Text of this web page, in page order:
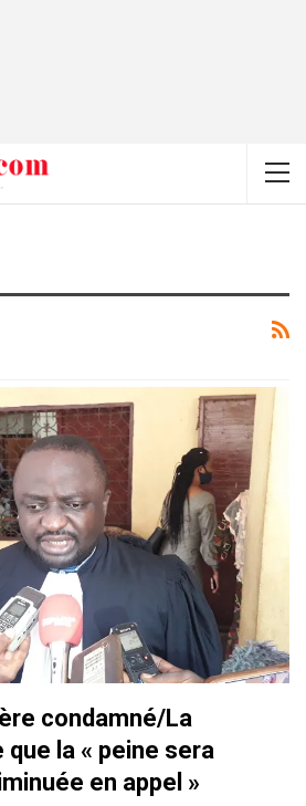
condamné/La
la « peine sera
en appel »